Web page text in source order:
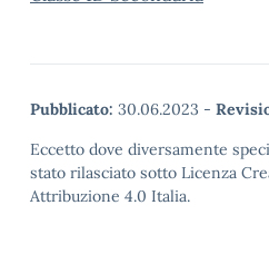
Pubblicato: 30.06.2023 -
Eccetto dove diversamente
stato rilasciato sotto Licenza
Attribuzione 4.0 Italia.